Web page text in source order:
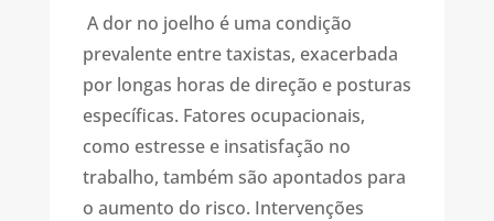
A dor no joelho é uma condição
prevalente entre taxistas, exacerbada
por longas horas de direção e posturas
específicas. Fatores ocupacionais,
como estresse e insatisfação no
trabalho, também são apontados para
o aumento do risco. Intervenções